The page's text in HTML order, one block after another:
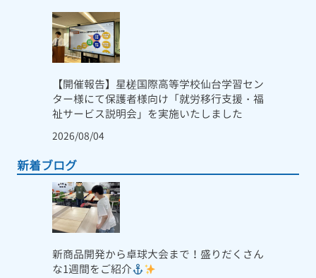
【開催報告】星槎国際高等学校仙台学習セン
ター様にて保護者様向け「就労移行支援・福
祉サービス説明会」を実施いたしました
2026/08/04
新着ブログ
新商品開発から卓球大会まで！盛りだくさん
な1週間をご紹介